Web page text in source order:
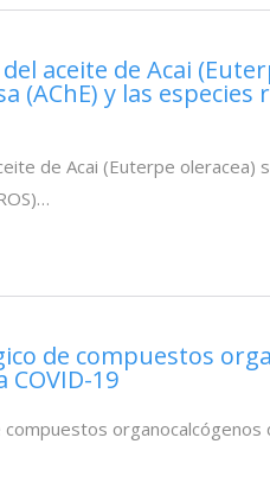
aceite de Acai
(AChE) y las
de Acai (Euterpe oleracea)
de compuestos
19